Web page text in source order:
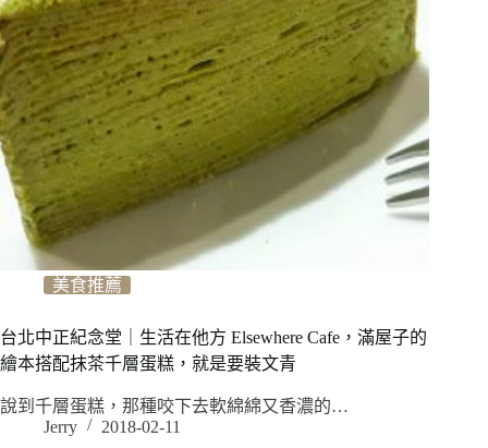
美食推薦
台北中正紀念堂｜生活在他方 Elsewhere Cafe，滿屋子的
繪本搭配抹茶千層蛋糕，就是要裝文青
說到千層蛋糕，那種咬下去軟綿綿又香濃的…
Jerry
2018-02-11